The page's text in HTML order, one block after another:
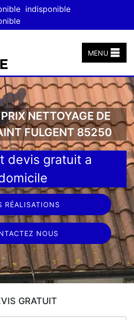
indisponible
MENU
NETTOYAGE DE
FULGENT 85250
devis gratuit a
RÉALISATIONS
NOUS
GRATUIT